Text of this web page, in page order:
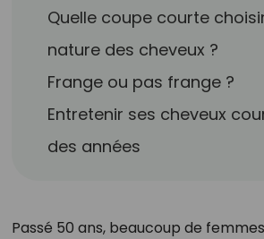
Quelle coupe courte
nature des cheveux ?
Frange ou pas frange ?
Entretenir ses cheveux
des années
Passé 50 ans, beaucoup de